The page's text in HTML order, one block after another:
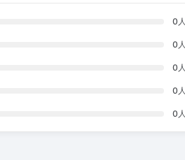
0 人
0 人
0 人
0 人
0 人